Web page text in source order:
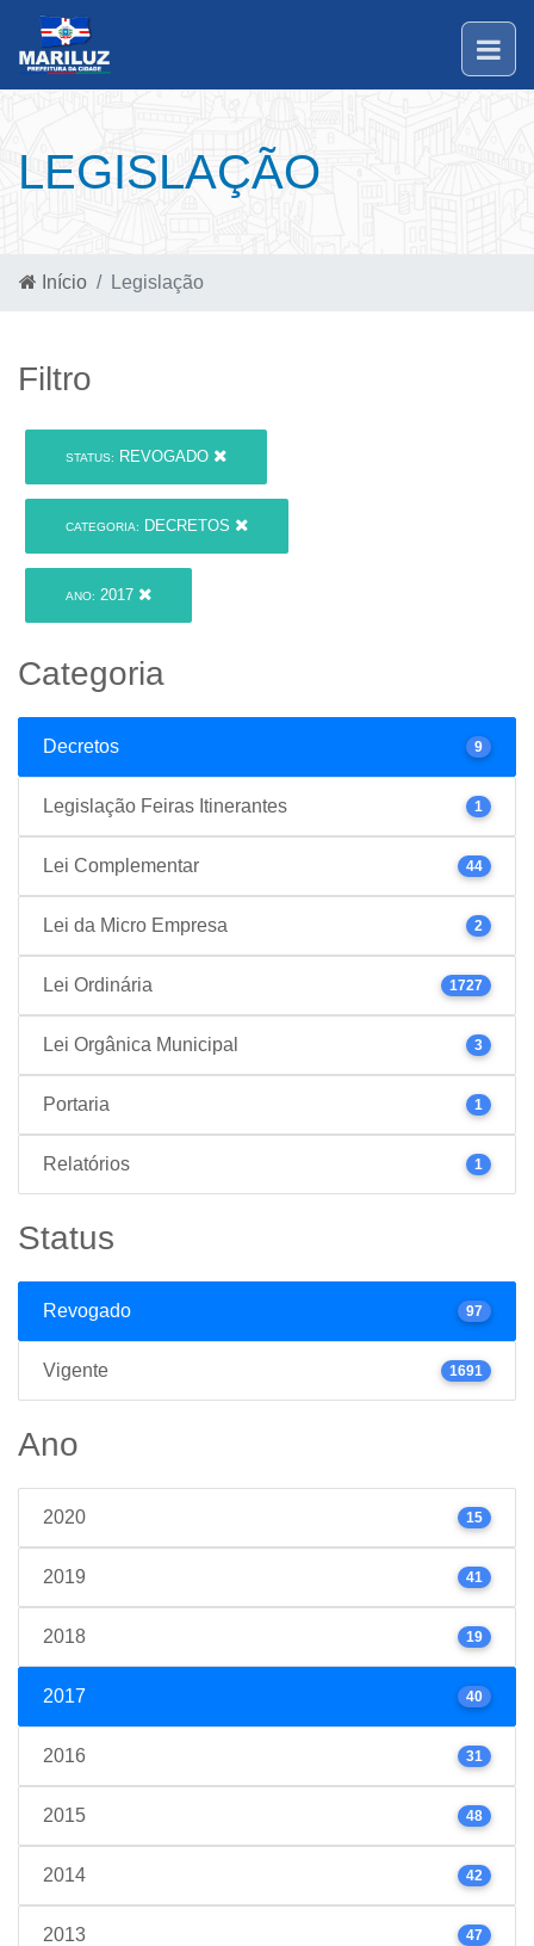
LEGISLAÇÃO
Início Legislação
Filtro
STATUS: REVOGADO
CATEGORIA: DECRETOS
ANO: 2017
Categoria
Decretos 9
Legislação Feiras Itinerantes 1
Lei Complementar 44
Lei da Micro Empresa 2
Lei Ordinária 1727
Lei Orgânica Municipal 3
Portaria 1
Relatórios 1
Status
Revogado 97
Vigente 1691
Ano
2020 15
2019 41
2018 19
2017 40
2016 31
2015 48
2014 42
2013 47